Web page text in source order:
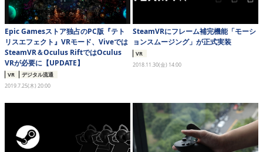
Epic Gamesストア独占のPC版『テト
リスエフェクト』VRモード、Viveでは
SteamVR＆Oculus RiftではOculus
VRが必要に【UPDATE】
VR
デジタル流通
2019.7.25(木) 20:00
SteamVRにフレーム補完機能「モーシ
ョンスムージング」が正式実装
VR
2018.11.30(金) 14:00